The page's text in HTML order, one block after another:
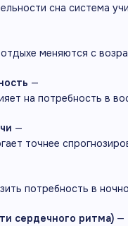
сна система
отдыхе меняются с
—
на потребность в
—
точнее
потребность в
сердечного ритма) —